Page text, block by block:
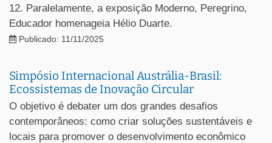
12. Paralelamente, a exposição Moderno, Peregrino,
Educador homenageia Hélio Duarte.
Publicado: 11/11/2025
Simpósio Internacional Austrália-Brasil:
Ecossistemas de Inovação Circular
O objetivo é debater um dos grandes desafios
contemporâneos: como criar soluções sustentáveis e
locais para promover o desenvolvimento econômico